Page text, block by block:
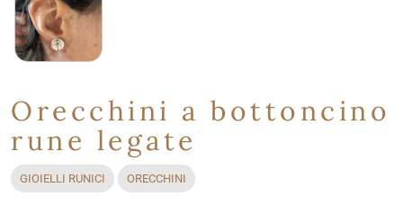
Orecchini a bottoncino
rune legate
GIOIELLI RUNICI ORECCHINI